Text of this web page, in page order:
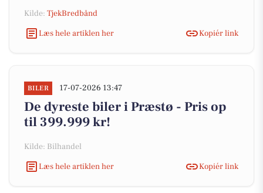
Kilde: TjekBredbånd
Læs hele artiklen her
Kopiér link
BILER 17-07-2026 13:47
De dyreste biler i Præstø - Pris op
til 399.999 kr!
Kilde: Bilhandel
Læs hele artiklen her
Kopiér link